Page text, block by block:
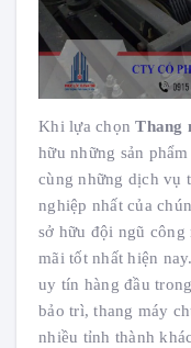
Khi lựa chọnThang
hữu những sản
cùng những dịch vụ
nghiệp nhất của
sở hữu đội ngũ công
mãi tốt nhất hiện
uy tín hàng đầu
bảo trì, thang máy
nhiều tỉnh thành